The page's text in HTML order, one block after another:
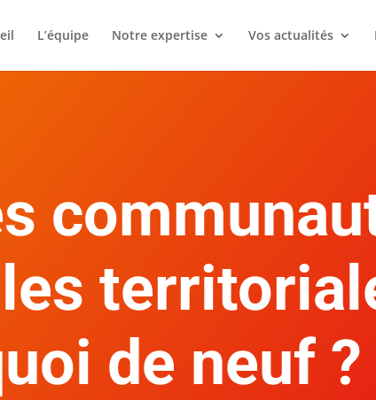
L’équipe Notre expertise Vos actualités
de neuf ?